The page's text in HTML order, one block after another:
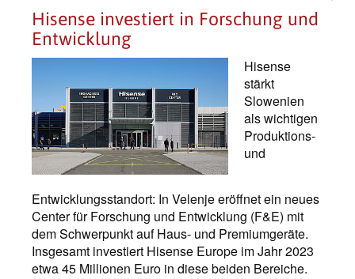
Hisense investiert in Forschung und
Entwicklung
Hisense
stärkt
Slowenien
als wichtigen
Produktions-
und
Entwicklungsstandort: In Velenje eröffnet ein neues
Center für Forschung und Entwicklung (F&E) mit
dem Schwerpunkt auf Haus- und Premiumgeräte.
Insgesamt investiert Hisense Europe im Jahr 2023
etwa 45 Millionen Euro in diese beiden Bereiche.